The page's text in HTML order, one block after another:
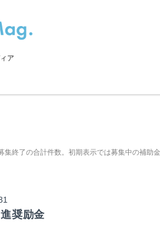
ア
集終了の合計件数。初期表示では募集中の補助
奨励金